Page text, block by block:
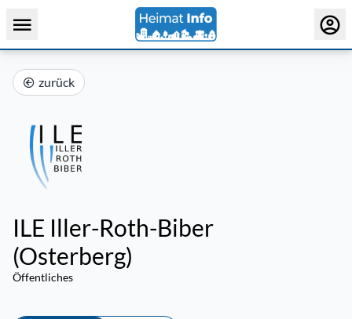
zurück
ILE Iller-Roth-Biber
(Osterberg)
Öffentliches